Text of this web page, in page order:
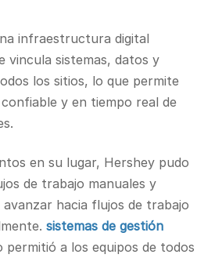
infraestructura digital
vincula sistemas, datos y
los sitios, lo que permite
confiable y en tiempo real de
en su lugar, Hershey pudo
de trabajo manuales y
hacia flujos de trabajo
sistemas de gestión
permitió a los equipos de todos